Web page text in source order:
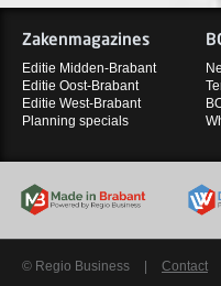
Zakenmagazines
Editie Midden-Brabant
Editie Oost-Brabant
Editie West-Brabant
Planning specials
© Regio Business Contact